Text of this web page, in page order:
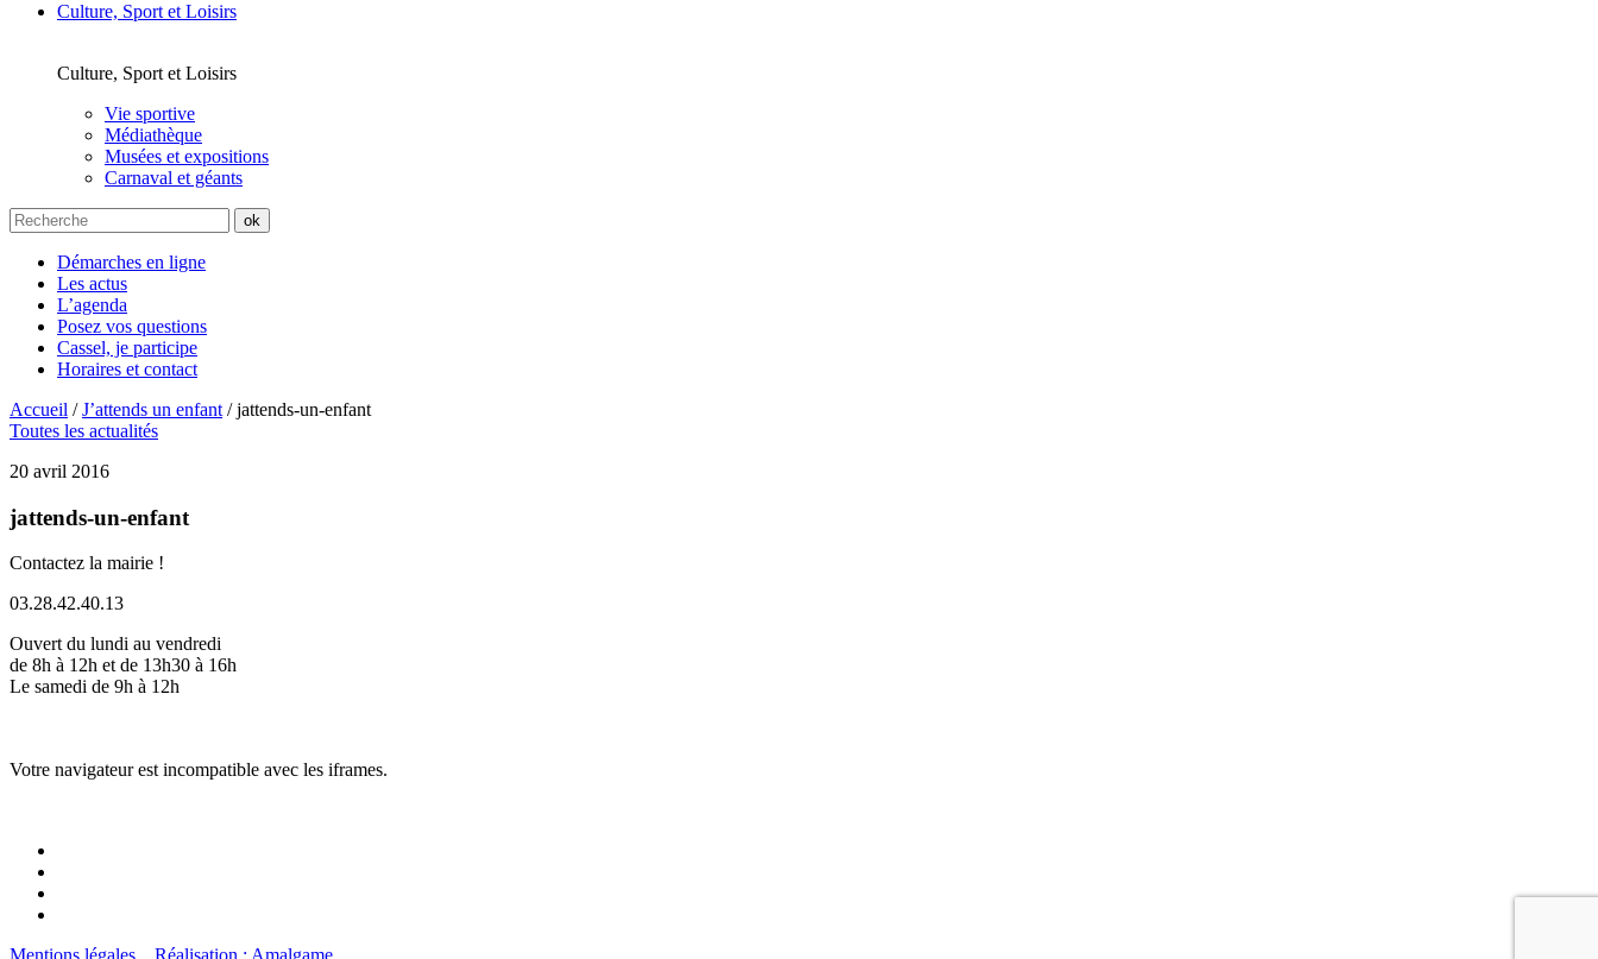
Culture, Sport et Loisirs
Culture, Sport et Loisirs
Vie sportive
Médiathèque
Musées et expositions
Carnaval et géants
Démarches en ligne
Les actus
L’agenda
Posez vos questions
Cassel, je participe
Horaires et contact
Accueil /J’attends un enfant /jattends-un-enfant
Toutes les actualités
20 avril 2016
jattends-un-enfant
Contactez la mairie !
03.28.42.40.13
Ouvert du lundi au vendredi
de 8h à 12h et de 13h30 à 16h
Le samedi de 9h à 12h
Votre navigateur est incompatible avec les iframes.